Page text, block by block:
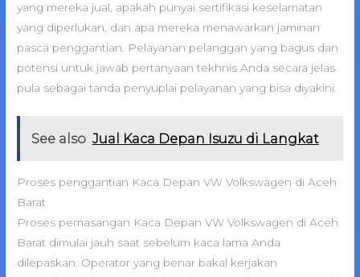
yang mereka jual, apakah punyai sertifikasi keselamatan
yang diperlukan, dan apa mereka menawarkan jaminan
pasca penggantian. Pelayanan pelanggan yang bagus dan
potensi untuk jawab pertanyaan tekhnis Anda secara jelas
pula sebagai tanda penyuplai pelayanan yang bisa diyakini.
See also Jual Kaca Depan Isuzu di Langkat
Proses penggantian Kaca Depan VW Volkswagen di Aceh
Barat
Proses pemasangan Kaca Depan VW Volkswagen di Aceh
Barat dimulai jauh saat sebelum kaca lama Anda
dilepaskan. Operator yang benar bakal kerjakan